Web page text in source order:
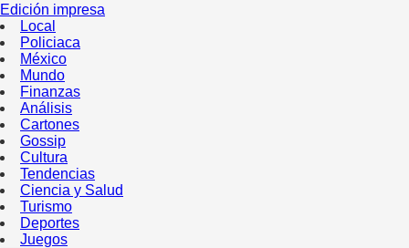
Edición impresa
Local
Policiaca
México
Mundo
Finanzas
Análisis
Cartones
Gossip
Cultura
Tendencias
Ciencia y Salud
Turismo
Deportes
Juegos